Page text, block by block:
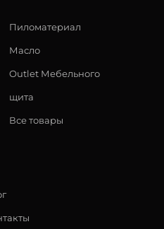
Пиломатериал
Масло
Outlet Мебельного
щита
Все товары